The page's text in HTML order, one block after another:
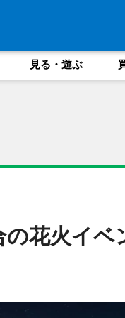
見る・遊ぶ
花火イ